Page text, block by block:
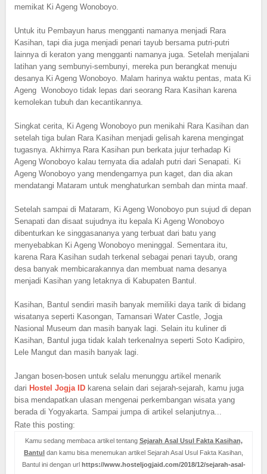
memikat Ki Ageng Wonoboyo.
Untuk itu Pembayun harus mengganti namanya menjadi Rara
Kasihan, tapi dia juga menjadi penari tayub bersama putri-putri
lainnya di keraton yang mengganti namanya juga. Setelah menjalani
latihan yang sembunyi-sembunyi, mereka pun berangkat menuju
desanya Ki Ageng Wonoboyo. Malam harinya waktu pentas, mata Ki
Ageng Wonoboyo tidak lepas dari seorang Rara Kasihan karena
kemolekan tubuh dan kecantikannya.
Singkat cerita, Ki Ageng Wonoboyo pun menikahi Rara Kasihan dan
setelah tiga bulan Rara Kasihan menjadi gelisah karena mengingat
tugasnya. Akhirnya Rara Kasihan pun berkata jujur terhadap Ki
Ageng Wonoboyo kalau ternyata dia adalah putri dari Senapati. Ki
Ageng Wonoboyo yang mendengarnya pun kaget, dan dia akan
mendatangi Mataram untuk menghaturkan sembah dan minta maaf.
Setelah sampai di Mataram, Ki Ageng Wonoboyo pun sujud di depan
Senapati dan disaat sujudnya itu kepala Ki Ageng Wonoboyo
dibenturkan ke singgasananya yang terbuat dari batu yang
menyebabkan Ki Ageng Wonoboyo meninggal. Sementara itu,
karena Rara Kasihan sudah terkenal sebagai penari tayub, orang
desa banyak membicarakannya dan membuat nama desanya
menjadi Kasihan yang letaknya di Kabupaten Bantul.
Kasihan, Bantul sendiri masih banyak memiliki daya tarik di bidang
wisatanya seperti Kasongan, Tamansari Water Castle, Jogja
Nasional Museum dan masih banyak lagi. Selain itu kuliner di
Kasihan, Bantul juga tidak kalah terkenalnya seperti Soto Kadipiro,
Lele Mangut dan masih banyak lagi.
Jangan bosen-bosen untuk selalu menunggu artikel menarik
dari Hostel Jogja ID karena selain dari sejarah-sejarah, kamu juga
bisa mendapatkan ulasan mengenai perkembangan wisata yang
berada di Yogyakarta. Sampai jumpa di artikel selanjutnya...
Rate this posting:
Kamu sedang membaca artikel tentang Sejarah Asal Usul Fakta Kasihan,
Bantul dan kamu bisa menemukan artikel Sejarah Asal Usul Fakta Kasihan,
Bantul ini dengan url https://www.hosteljogjaid.com/2018/12/sejarah-asal-